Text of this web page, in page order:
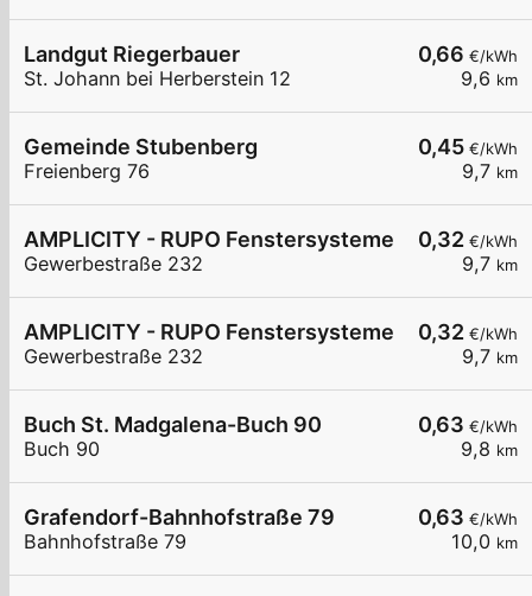
0,66 €/kWh
9,6 km
Landgut Riegerbauer
St. Johann bei Herberstein 12
0,45 €/kWh
9,7 km
Gemeinde Stubenberg
Freienberg 76
0,32 €/kWh
9,7 km
AMPLICITY - RUPO Fenstersysteme GmbH
Gewerbestraße 232
0,32 €/kWh
9,7 km
AMPLICITY - RUPO Fenstersysteme GmbH
Gewerbestraße 232
0,63 €/kWh
9,8 km
Buch St. Madgalena-Buch 90
Buch 90
0,63 €/kWh
10,0 km
Grafendorf-Bahnhofstraße 79
Bahnhofstraße 79